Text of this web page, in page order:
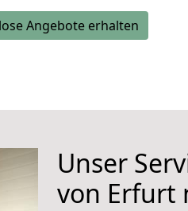
Angebote erhalten
Unser
von Erfurt